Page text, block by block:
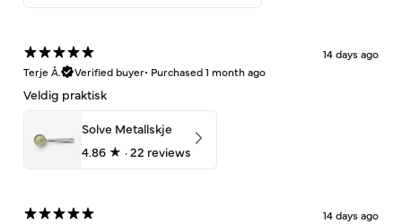
14 days ago
Terje Å.
Verified buyer• Purchased 1 month ago
Veldig praktisk
Solve Metallskje
4.86 ★ ·22 reviews
14 days ago